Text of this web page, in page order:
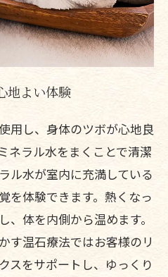
地よい体験
用し、身体のツボが心地良
ネラル水をまくことで清潔
ル水が室内に充満している
を体験できます。熱くなっ
、体を内側から温めます。
す温石療法ではお客様のリ
スをサポートし、ゆっくり